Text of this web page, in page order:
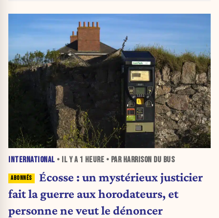
INTERNATIONAL • IL Y A 1 HEURE • PAR HARRISON DU BUS
Écosse : un mystérieux justicier
fait la guerre aux horodateurs, et
personne ne veut le dénoncer